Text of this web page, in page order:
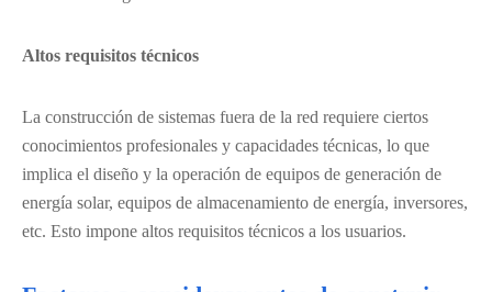
Altos requisitos técnicos
La construcción de sistemas fuera de la red requiere ciertos
conocimientos profesionales y capacidades técnicas, lo que
implica el diseño y la operación de equipos de generación de
energía solar, equipos de almacenamiento de energía, inversores,
etc. Esto impone altos requisitos técnicos a los usuarios.